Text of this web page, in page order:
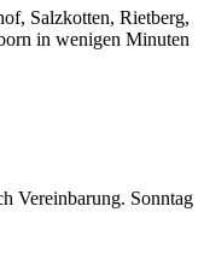
Salzkotten, Rietberg,
in wenigen Minuten
Vereinbarung. ​Sonntag